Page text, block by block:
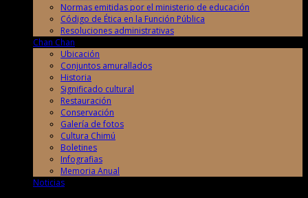
Normas emitidas por el ministerio de educación
Código de Ética en la Función Pública
Resoluciones administrativas
Chan Chan
Ubicación
Conjuntos amurallados
Historia
Significado cultural
Restauración
Conservación
Galería de fotos
Cultura Chimú
Boletines
Infografias
Memoria Anual
Noticias